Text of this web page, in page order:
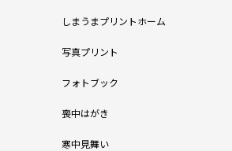
しまうまプリントホーム
写真プリント
フォトブック
喪中はがき
寒中見舞い